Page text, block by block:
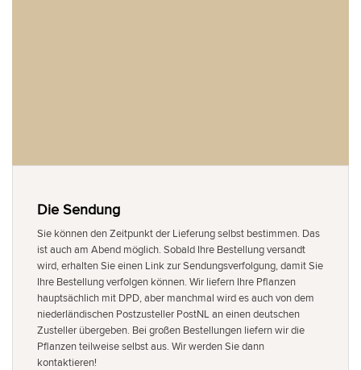
Die Sendung
Sie können den Zeitpunkt der Lieferung selbst bestimmen. Das
ist auch am Abend möglich. Sobald Ihre Bestellung versandt
wird, erhalten Sie einen Link zur Sendungsverfolgung, damit Sie
Ihre Bestellung verfolgen können. Wir liefern Ihre Pflanzen
hauptsächlich mit DPD, aber manchmal wird es auch von dem
niederländischen Postzusteller PostNL an einen deutschen
Zusteller übergeben. Bei großen Bestellungen liefern wir die
Pflanzen teilweise selbst aus. Wir werden Sie dann
kontaktieren!